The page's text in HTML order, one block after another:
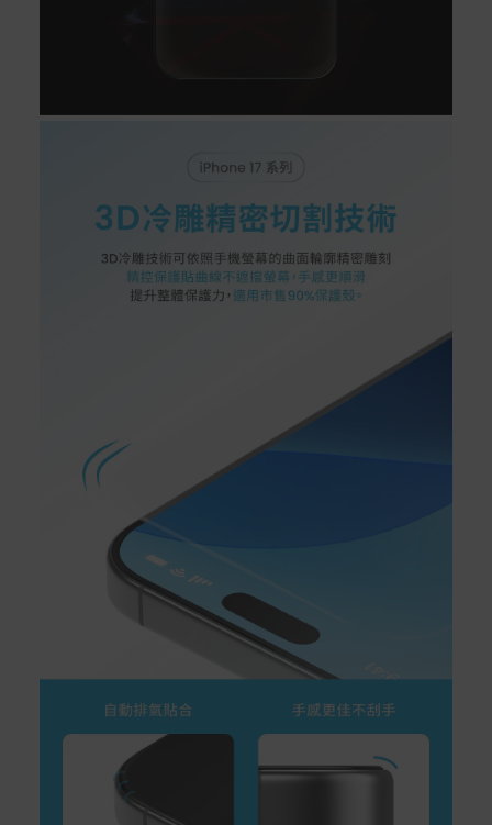
您可以於「我的訂單」內查詢訂單出貨狀態 (路徑：我的帳
實際的到貨時間依配合的物流商做安排，在無特殊狀況下
預購商品依商品頁面上的出貨時間安排，且有可能因實際
生產狀況有延後情況發生。
保固與售後服務
s://www.acer.com/tw-zh/support/warranty/product-wa
非Acer旗下品牌商品保固依各商品和之廠商有所不同，詳
情請參考商品說明。
如有相關保固問題以及售後服務問題，您可以透過專線或
服務信箱聯繫客服。
付款方式
本網站提供以下付款方式：
信用卡一次付清：支援Visa、Master Card及JCB卡
信用卡分期付款：限指定商品使用，滿1千享3期0利
率/滿1萬享3期0利率/滿3萬享12期0利率
銀行帳戶轉帳：使用一次性虛擬帳戶
LINEPAY(含iPASS MONEY)
Apple Pay：須使用行動裝置
Samsung Wallet (原Samsung Pay)：須使用行動裝